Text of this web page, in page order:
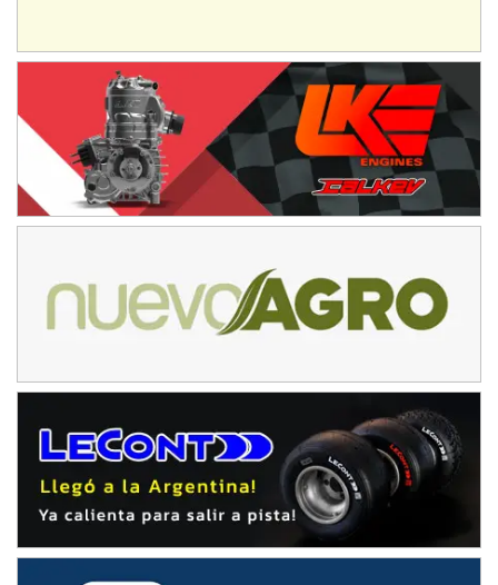
COBERTURA ESPECIAL DE E-KART.COM.AR
IAME SERIES ARGENTINA 6
Ramiro Tot (Asfalto)
Baradero (Buenos Aires)
KDO - F6
Ciudad de Trenque Lauquen (Asfalto)
ENTRERRIANO - F6 (POSTERGADA)
Parque de la Velocidad (Asfalto)
Villaguay (Entre Ríos)
El Cerro (Tierra)
PATAGONICO - F6
Gral. E. Godoy (Río Negro)
Juventud Unida (Tierra)